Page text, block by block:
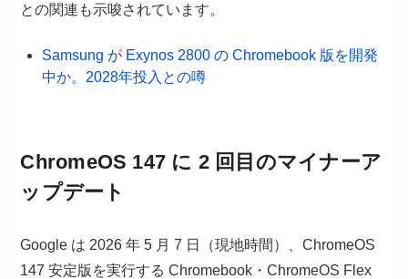
との関連も示唆されています。
Samsung が Exynos 2800 の Chromebook 版を開発
中か。2028年投入との噂
ChromeOS 147 に 2 回目のマイナーア
ップデート
Google は 2026 年 5 月 7 日（現地時間）、ChromeOS
147 安定版を実行する Chromebook・ChromeOS Flex